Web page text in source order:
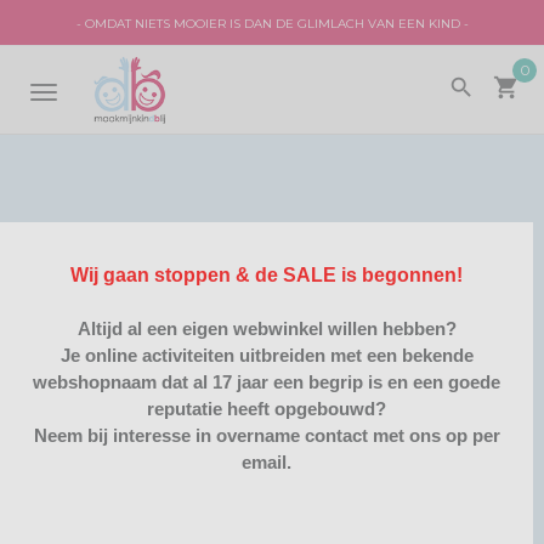
- OMDAT NIETS MOOIER IS DAN DE GLIMLACH VAN EEN KIND -
local_grocery_store
0
search
TOGGLE
NAVIGATION
GEPERSONALISEERD/ AVENGERS
SORTEER OP: PRODUCTNAAM A-Z
20
Wij gaan stoppen & de SALE is begonnen!
Altijd al een eigen webwinkel willen hebben?
Je online activiteiten uitbreiden met een bekende
webshopnaam dat al 17 jaar een begrip is en een goede
reputatie heeft opgebouwd?
Neem bij interesse in overname contact met ons op per
email.